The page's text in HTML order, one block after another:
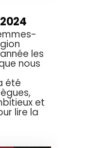
les
nous
été
et
lire la